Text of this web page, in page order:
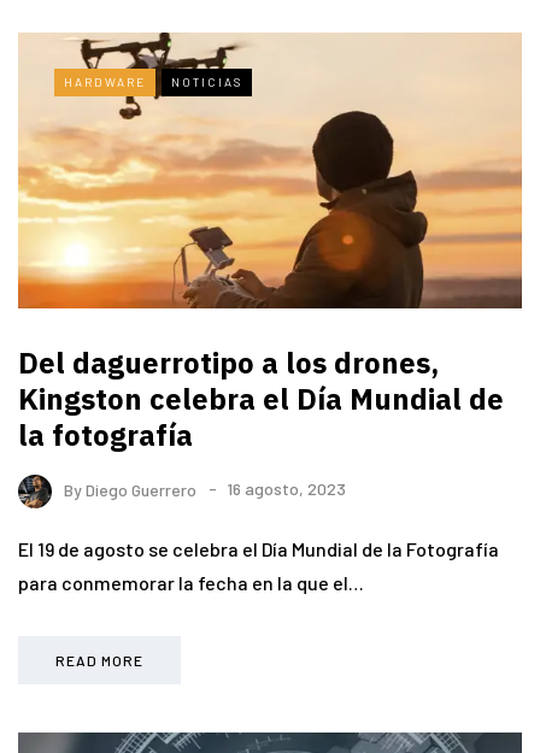
HARDWARE NOTICIAS
Del daguerrotipo a los drones,
Kingston celebra el Día Mundial de
la fotografía
ByDiego Guerrero 16 agosto, 2023
El 19 de agosto se celebra el Día Mundial de la Fotografía
para conmemorar la fecha en la que el…
READ MORE